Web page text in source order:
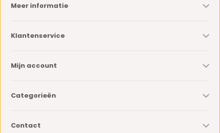
Meer informatie
Klantenservice
Mijn account
Categorieën
Contact